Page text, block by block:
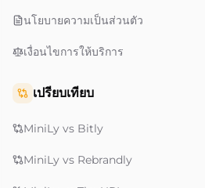
นโยบายความเป็นส่วนตัว
เงื่อนไขการให้บริการ
เปรียบเทียบ
MiniLy vs Bitly
MiniLy vs Rebrandly